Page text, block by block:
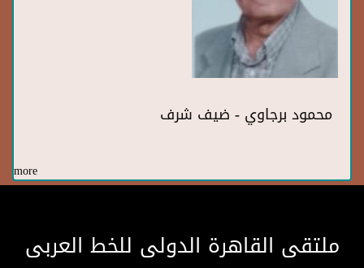
محمود برجاوي - ضيف شرف
more
ملتقى القاهرة الدولى للخط العربى